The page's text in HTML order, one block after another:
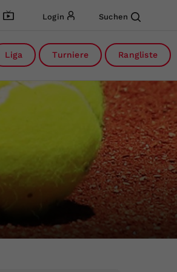
Login Suchen
Liga Turniere Rangliste